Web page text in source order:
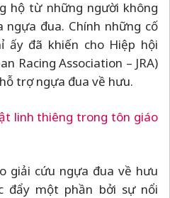
hộ từ những người không
đua. Chính những cố
ấy đã khiến cho Hiệp hội
Racing Association – JRA)
trợ ngựa đua về hưu.
linh thiêng trong tôn giáo
giải cứu ngựa đua về hưu
đẩy một phần bởi sự nổi